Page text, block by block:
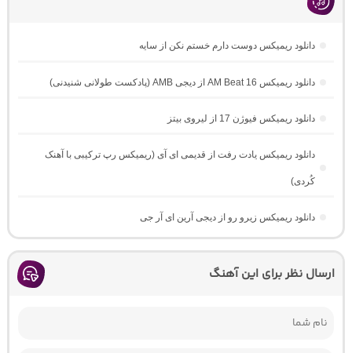
دانلود ریمیکس دوست دارم خستم نکن از سایه
دانلود ریمیکس AM Beat 16 از دیجی AMB (پادکست طولانی شنیدنی)
دانلود ریمیکس فیوژن 17 از لیروی بیتز
دانلود ریمیکس یادت رفت از قدیمی ای آی (ریمیکس رپ ترکیبی با آهنک
کُردی)
دانلود ریمیکس زیرو رو از دیجی آرین ای آر جی
ارسال نظر برای این آهنگ